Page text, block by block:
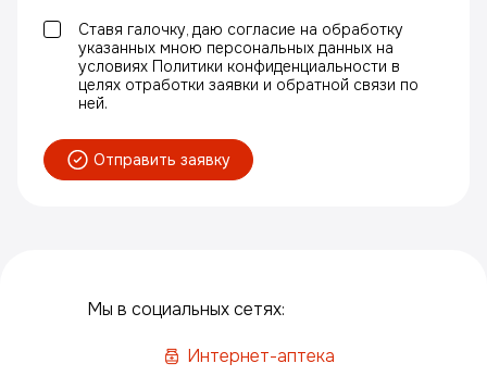
Ставя галочку, даю согласие на обработку
указанных мною персональных данных на
условиях Политики конфиденциальности в
целях отработки заявки и обратной связи по
ней.
Отправить заявку
Мы в социальных сетях:
Интернет-аптека